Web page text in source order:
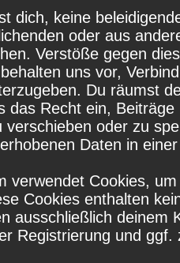
dich, keine
oder aus
Verstöße gegen
uns vor,
Du räumst
das Recht ein,
verschieben oder zu
Daten in
verwendet Cookies,
Cookies enthalten
ausschließlich deinem
Registrierung und